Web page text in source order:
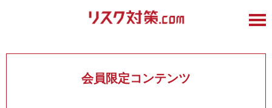
会員限定コンテンツ